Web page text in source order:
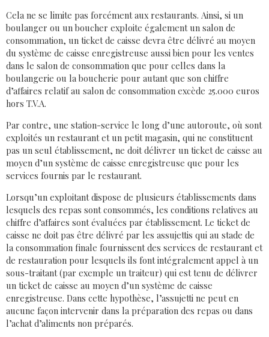
Cela ne se limite pas forcément aux restaurants. Ainsi, si un
boulanger ou un boucher exploite également un salon de
consommation, un ticket de caisse devra être délivré au moyen
du système de caisse enregistreuse aussi bien pour les ventes
dans le salon de consommation que pour celles dans la
boulangerie ou la boucherie pour autant que son chiffre
d’affaires relatif au salon de consommation excède 25.000 euros
hors T.V.A.
Par contre, une station-service le long d’une autoroute, où sont
exploités un restaurant et un petit magasin, qui ne constituent
pas un seul établissement, ne doit délivrer un ticket de caisse au
moyen d’un système de caisse enregistreuse que pour les
services fournis par le restaurant.
Lorsqu’un exploitant dispose de plusieurs établissements dans
lesquels des repas sont consommés, les conditions relatives au
chiffre d’affaires sont évaluées par établissement. Le ticket de
caisse ne doit pas être délivré par les assujettis qui au stade de
la consommation finale fournissent des services de restaurant et
de restauration pour lesquels ils font intégralement appel à un
sous-traitant (par exemple un traiteur) qui est tenu de délivrer
un ticket de caisse au moyen d’un système de caisse
enregistreuse. Dans cette hypothèse, l’assujetti ne peut en
aucune façon intervenir dans la préparation des repas ou dans
l’achat d’aliments non préparés.